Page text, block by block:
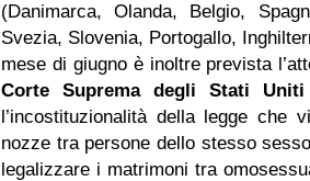
(Danimarca, Olanda, Belgio,
Svezia, Slovenia, Portogallo,
mese di giugno è inoltre prevista
Corte Suprema degli Stati Uniti
l’incostituzionalità della legge che
nozze tra persone dello stesso
legalizzare i matrimoni tra